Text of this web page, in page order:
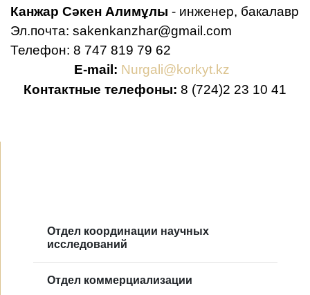
Канжар Сәкен Алимұлы - инженер, бакалавр
Эл.почта: sakenkanzhar@gmail.com
Телефон: 8 747 819 79 62
E-mail: Nurgali@korkyt.kz
Контактные телефоны: 8 (724)2 23 10 41
Отдел координации научных
исследований
Отдел коммерциализации